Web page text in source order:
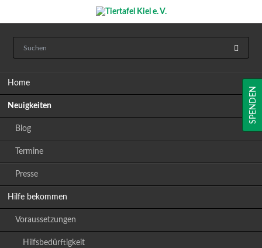
Home
Neuigkeiten
Blog
Termine
Presse
Hilfe bekommen
Voraussetzungen
Hilfsbedürftigkeit
SPENDEN